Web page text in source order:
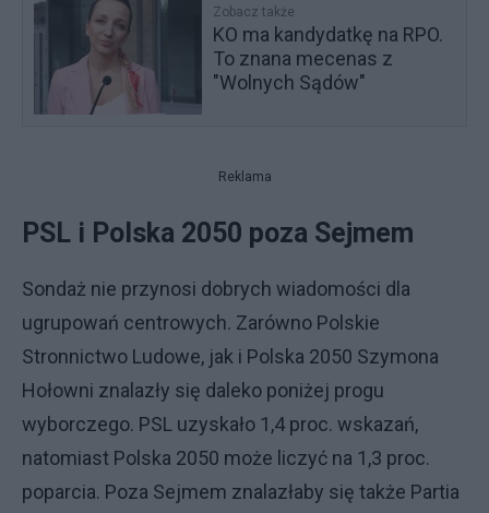
Zobacz także
KO ma kandydatkę na RPO.
To znana mecenas z
"Wolnych Sądów"
Reklama
PSL i Polska 2050 poza Sejmem
Sondaż nie przynosi dobrych wiadomości dla
ugrupowań centrowych. Zarówno Polskie
Stronnictwo Ludowe, jak i Polska 2050 Szymona
Hołowni znalazły się daleko poniżej progu
wyborczego. PSL uzyskało 1,4 proc. wskazań,
natomiast Polska 2050 może liczyć na 1,3 proc.
poparcia. Poza Sejmem znalazłaby się także Partia